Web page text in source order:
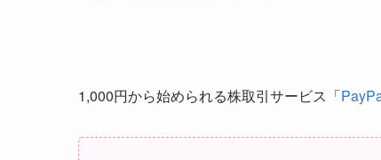
1,000円から始められる株取引サービス「